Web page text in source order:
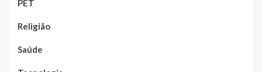
PET
Religião
Saúde